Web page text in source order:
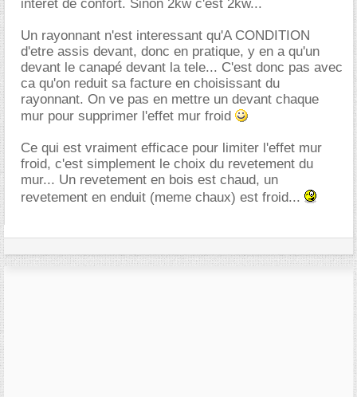
interet de confort. Sinon 2kw c'est 2kw...
Un rayonnant n'est interessant qu'A CONDITION
d'etre assis devant, donc en pratique, y en a qu'un
devant le canapé devant la tele... C'est donc pas avec
ca qu'on reduit sa facture en choisissant du
rayonnant. On ve pas en mettre un devant chaque
mur pour supprimer l'effet mur froid
Ce qui est vraiment efficace pour limiter l'effet mur
froid, c'est simplement le choix du revetement du
mur... Un revetement en bois est chaud, un
revetement en enduit (meme chaux) est froid...